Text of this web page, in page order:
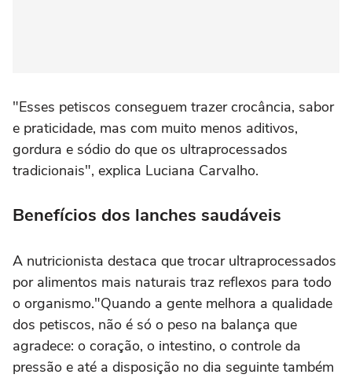
"Esses petiscos conseguem trazer crocância, sabor
e praticidade, mas com muito menos aditivos,
gordura e sódio do que os ultraprocessados
tradicionais", explica Luciana Carvalho.
Benefícios dos lanches saudáveis
A nutricionista destaca que trocar ultraprocessados
por alimentos mais naturais traz reflexos para todo
o organismo."Quando a gente melhora a qualidade
dos petiscos, não é só o peso na balança que
agradece: o coração, o intestino, o controle da
pressão e até a disposição no dia seguinte também